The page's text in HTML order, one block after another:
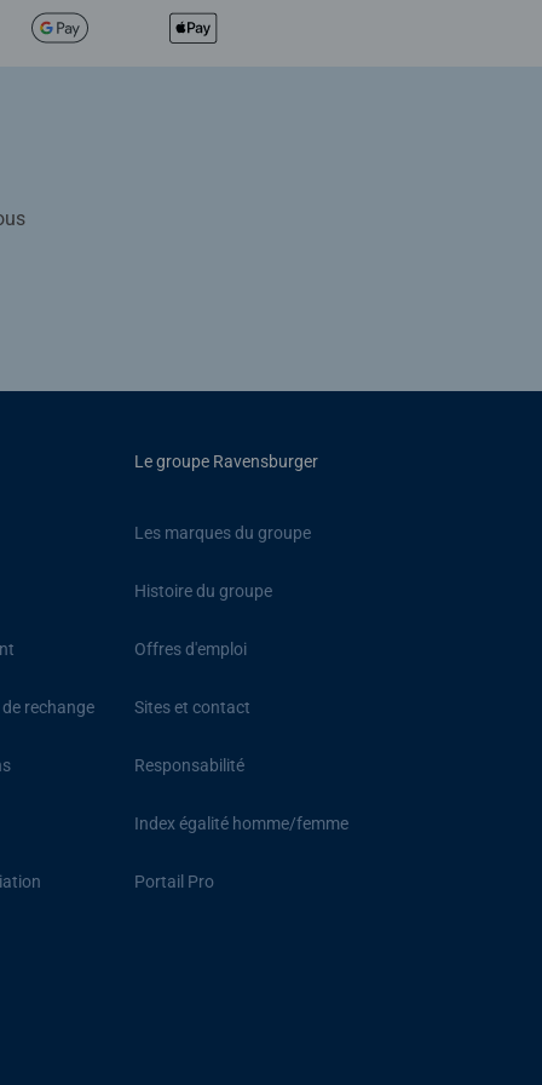
rechange
Le groupe Ravensburger
Les marques du groupe
Histoire du groupe
Offres d'emploi
Sites et contact
Responsabilité
Index égalité homme/femme
Portail Pro